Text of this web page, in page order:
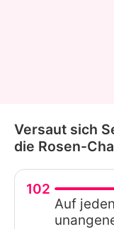
Versaut sich
die Rosen-
102
Auf